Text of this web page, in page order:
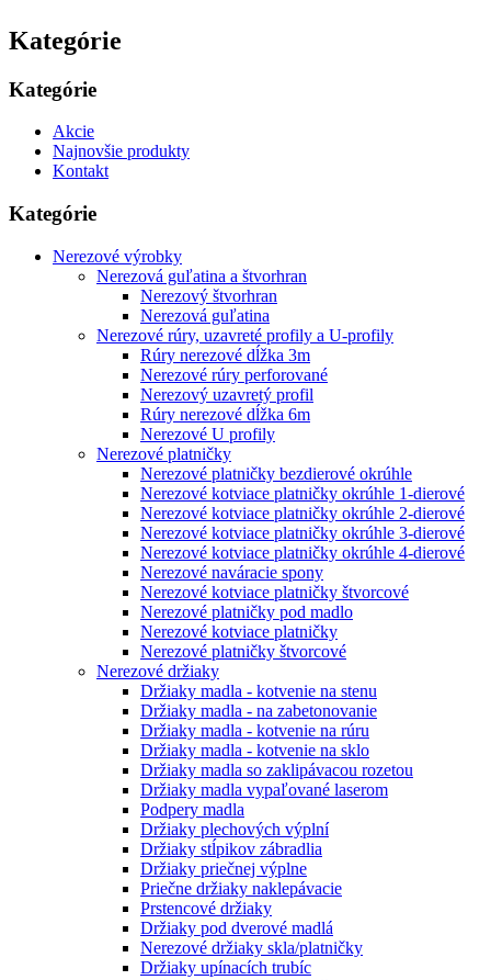
Kategórie
Kategórie
Akcie
Najnovšie produkty
Kontakt
Kategórie
Nerezové výrobky
Nerezová guľatina a štvorhran
Nerezový štvorhran
Nerezová guľatina
Nerezové rúry, uzavreté profily a U-profily
Rúry nerezové dĺžka 3m
Nerezové rúry perforované
Nerezový uzavretý profil
Rúry nerezové dĺžka 6m
Nerezové U profily
Nerezové platničky
Nerezové platničky bezdierové okrúhle
Nerezové kotviace platničky okrúhle 1-dierové
Nerezové kotviace platničky okrúhle 2-dierové
Nerezové kotviace platničky okrúhle 3-dierové
Nerezové kotviace platničky okrúhle 4-dierové
Nerezové naváracie spony
Nerezové kotviace platničky štvorcové
Nerezové platničky pod madlo
Nerezové kotviace platničky
Nerezové platničky štvorcové
Nerezové držiaky
Držiaky madla - kotvenie na stenu
Držiaky madla - na zabetonovanie
Držiaky madla - kotvenie na rúru
Držiaky madla - kotvenie na sklo
Držiaky madla so zaklipávacou rozetou
Držiaky madla vypaľované laserom
Podpery madla
Držiaky plechových výplní
Držiaky stĺpikov zábradlia
Držiaky priečnej výplne
Priečne držiaky naklepávacie
Prstencové držiaky
Držiaky pod dverové madlá
Nerezové držiaky skla/platničky
Držiaky upínacích trubíc